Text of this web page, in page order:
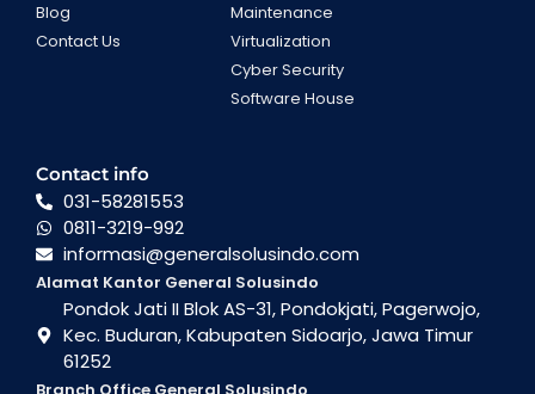
Blog
Contact Us
Maintenance
Virtualization
Cyber Security
Software House
Contact info
031-58281553
0811-3219-992
informasi@generalsolusindo.com
Alamat Kantor General Solusindo
Pondok Jati II Blok AS-31, Pondokjati, Pagerwojo,
Kec. Buduran, Kabupaten Sidoarjo, Jawa Timur
61252